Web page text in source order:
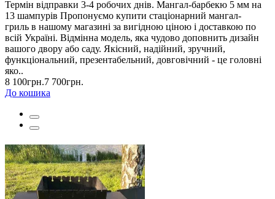
Термін відправки 3-4 робочих днів. Мангал-барбекю 5 мм на
13 шампурів Пропонуємо купити стаціонарний мангал-
гриль в нашому магазині за вигідною ціною і доставкою по
всій Україні. Відмінна модель, яка чудово доповнить дизайн
вашого двору або саду. Якісний, надійний, зручний,
функціональний, презентабельний, довговічний - це головні
яко..
8 100грн.7 700грн.
До кошика